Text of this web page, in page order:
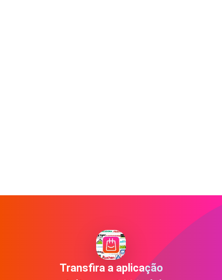
Transfira a aplicação